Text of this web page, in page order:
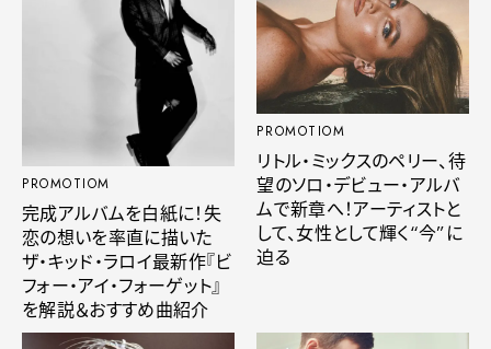
PROMOTIOM
完成アルバムを白紙に！失
恋の想いを率直に描いた
ザ・キッド・ラロイ最新作『ビ
フォー・アイ・フォーゲット』
を解説＆おすすめ曲紹介
PROMOTIOM
リトル・ミックスのペリー、待
望のソロ・デビュー・アルバ
ムで新章へ！アーティストと
して、女性として輝く“今”に
迫る